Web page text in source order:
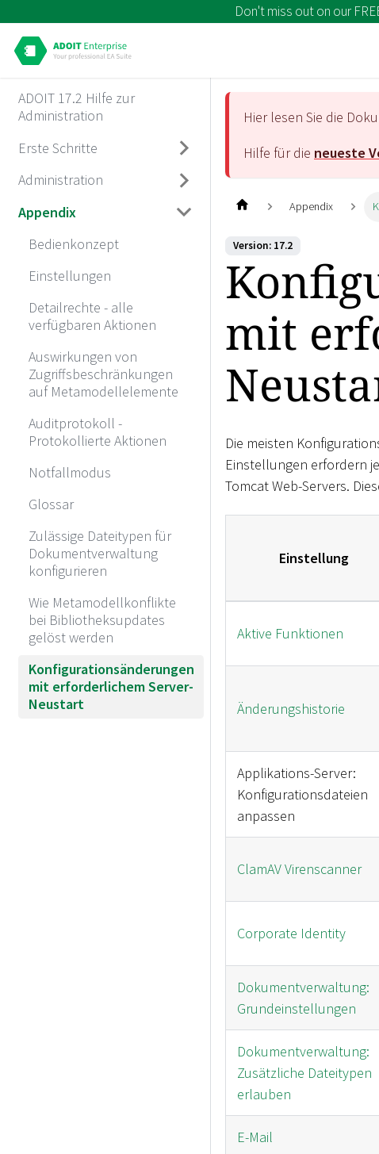
Don't miss out on our
ADOIT 17.2 Hilfe zur
Administration
Erste Schritte
Administration
Appendix
Bedienkonzept
Einstellungen
Detailrechte - alle
verfügbaren Aktionen
Auswirkungen von
Zugriffsbeschränkungen
auf Metamodellelemente
Auditprotokoll -
Protokollierte Aktionen
Notfallmodus
Glossar
Zulässige Dateitypen für
Dokumentverwaltung
konfigurieren
Wie Metamodellkonflikte
bei Bibliotheksupdates
gelöst werden
Konfigurationsänderungen
mit erforderlichem Server-
Neustart
Hier lesen Sie die
Hilfe für die neueste
Appendix
Version: 17.2
mit
Die meisten
Einstellungen erfordern
Tomcat Web-Servers.
Einstellung
Aktive Funktionen
Änderungshistorie
Applikations-Server:
Konfigurationsdateien
anpassen
ClamAV Virenscanner
Corporate Identity
Dokumentverwaltung:
Grundeinstellungen
Dokumentverwaltung:
Zusätzliche Dateitypen
erlauben
E-Mail